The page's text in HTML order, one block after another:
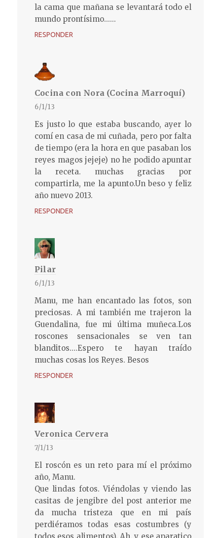
la cama que mañana se levantará todo el
mundo prontísimo......
RESPONDER
Cocina con Nora (Cocina Marroquí)
6/1/13
Es justo lo que estaba buscando, ayer lo
comí en casa de mi cuñada, pero por falta
de tiempo (era la hora en que pasaban los
reyes magos jejeje) no he podido apuntar
la receta. muchas gracias por
compartirla, me la apunto.Un beso y feliz
año nuevo 2013.
RESPONDER
Pilar
6/1/13
Manu, me han encantado las fotos, son
preciosas. A mi también me trajeron la
Guendalina, fue mi última muñeca.Los
roscones sensacionales se ven tan
blanditos....Espero te hayan traído
muchas cosas los Reyes. Besos
RESPONDER
Veronica Cervera
7/1/13
El roscón es un reto para mí el próximo
año, Manu.
Que lindas fotos. Viéndolas y viendo las
casitas de jengibre del post anterior me
da mucha tristeza que en mi país
perdiéramos todas esas costumbres (y